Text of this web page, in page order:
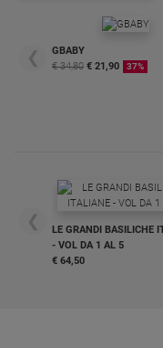
❮
GBABY
€ 34,80 € 21,90 37%
❮
LE GRANDI BASILICHE
- VOL DA 1 AL 5
€ 64,50